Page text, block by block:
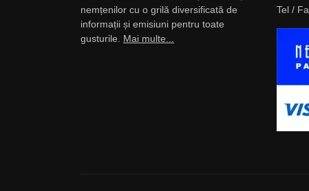
nemțenilor cu o grilă diversificată de
informații și emisiuni pentru toate
gusturile. Mai multe...
Tel /